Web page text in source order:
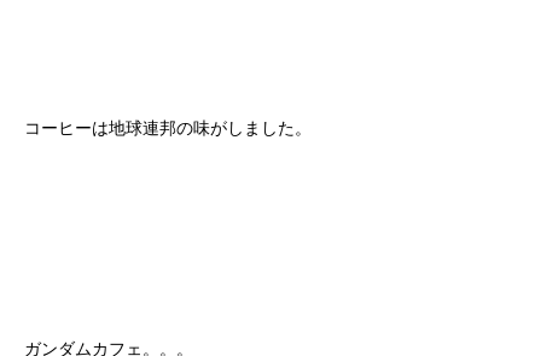
コーヒーは地球連邦の味がしました。
ガンダムカフェ。。。